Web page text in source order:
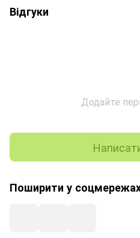
Відгуки
Додайте
Поширити у